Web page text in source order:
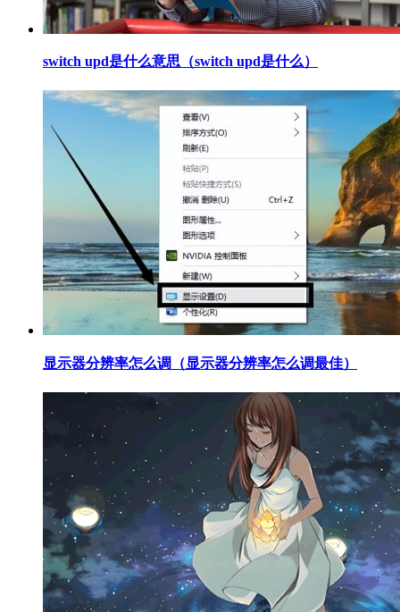
​switch upd是什么意思（switch upd是什么）
​显示器分辨率怎么调（显示器分辨率怎么调最佳）